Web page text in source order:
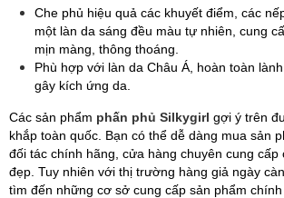
Che phủ hiệu quả các khuyết điểm, các
một làn da sáng đều màu tự nhiên, cung
mịn màng, thông thoáng.
Phù hợp với làn da Châu Á, hoàn toàn
gây kích ứng da.
Các sản phẩm phấn phủ Silkygirl gợi ý trên
khắp toàn quốc. Bạn có thể dễ dàng mua sản
đối tác chính hãng, cửa hàng chuyên cung cấp
đẹp. Tuy nhiên với thị trường hàng giả ngày
tìm đến những cơ sở cung cấp sản phẩm